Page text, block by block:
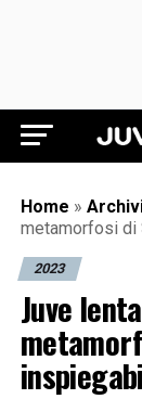
Home »
metamorfosi di
2023
Juve